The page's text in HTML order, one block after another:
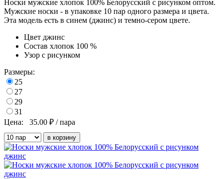
Носки мужские хлопок 100% Белорусский с рисунком оптом.
Мужские носки - в упаковке 10 пар одного размера и цвета.
Эта модель есть в синем (джинс) и темно-сером цвете.
Цвет джинс
Состав хлопок 100 %
Узор с рисунком
Размеры:
25
27
29
31
Цена:
35.00 ₽ / пара